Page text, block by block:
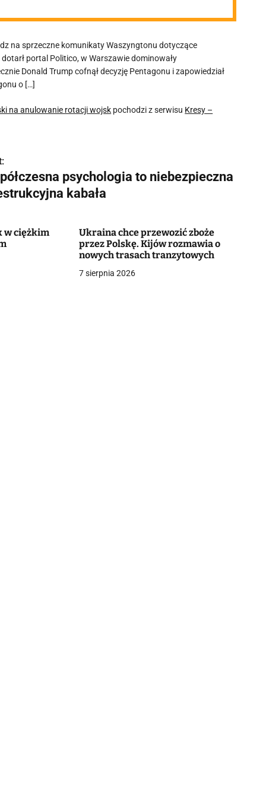
na sprzeczne komunikaty Waszyngtonu dotyczące
portal Politico, w Warszawie dominowały
Donald Trump cofnął decyzję Pentagonu i zapowiedział
o […]
na anulowanie rotacji wojsk pochodzi z serwisu Kresy –
psychologia to niebezpieczna
kabała
w ciężkim
Ukraina chce przewozić zboże
przez Polskę. Kijów rozmawia o
nowych trasach tranzytowych
7 sierpnia 2026